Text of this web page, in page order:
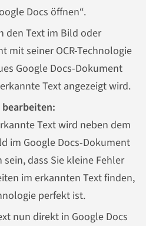
Docs öffnen“.
den Text im Bild oder
mit seiner OCR-Technologie
Google Docs-Dokument
Text angezeigt wird.
Text wird neben dem
im Google Docs-Dokument
sein, dass Sie kleine Fehler
im erkannten Text finden,
perfekt ist.
nun direkt in Google Docs